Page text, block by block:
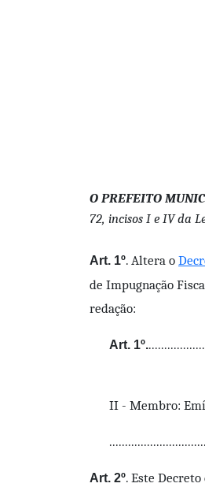
O PREFEITO
72, incisos I e IV da
Art. 1º. Altera o
de Impugnação
redação:
Art. 1º.
II - Membro:
Art. 2º. Este